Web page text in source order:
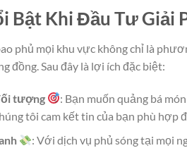
Bật Khi Đầu Tư Giải
phủ mọi khu vực không chỉ là
đồng. Sau đây là lợi ích đặc biệt:
tượng
: Bạn muốn quảng bá
tôi cam kết tin của bạn phù
: Với dịch vụ phủ sóng tại mọi